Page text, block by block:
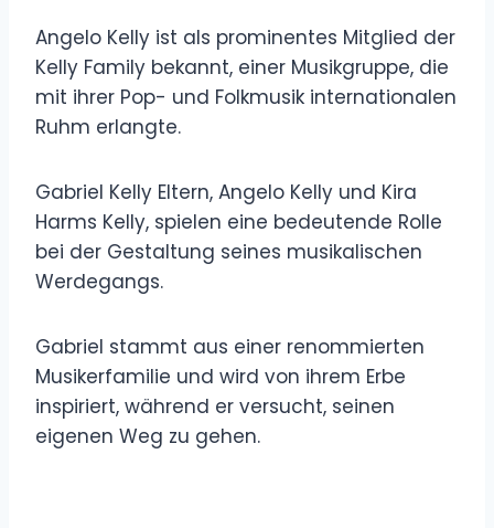
Angelo Kelly ist als prominentes Mitglied der
Kelly Family bekannt, einer Musikgruppe, die
mit ihrer Pop- und Folkmusik internationalen
Ruhm erlangte.
Gabriel Kelly Eltern, Angelo Kelly und Kira
Harms Kelly, spielen eine bedeutende Rolle
bei der Gestaltung seines musikalischen
Werdegangs.
Gabriel stammt aus einer renommierten
Musikerfamilie und wird von ihrem Erbe
inspiriert, während er versucht, seinen
eigenen Weg zu gehen.